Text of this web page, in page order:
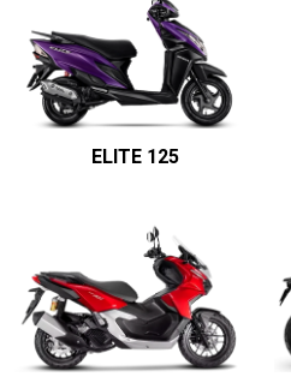
ELITE 125